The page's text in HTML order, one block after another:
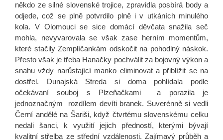
někdo ze silné slovenské trojice, zpravidla posbírá body a
odjede, což se plně potvrdilo plně i v utkáních minulého
kola. V Olomouci se sice domácí děvčata snažila seč
mohla, nevyvarovala se však zase herním momentům,
které stačily Zemplíčankám odskočit na pohodlný náskok.
Přesto však je třeba Hanačky pochválit za bojovný výkon a
snahu vždy narůstající manko eliminovat a přiblížit se na
dostřel. Dunajská Streda si doma pohlídala podle
očekávaní souboj s Plzeňačkami a porazila je
jednoznačným rozdílem devíti branek. Suverénně si vedli
Černí andělé na Šariši, když čtvrtému slovenskému celku
nedali šanci, k využití jejich předností, kterými bývají
kvalitní střelba ze střední vzdálenosti. Zajímavý průběh a